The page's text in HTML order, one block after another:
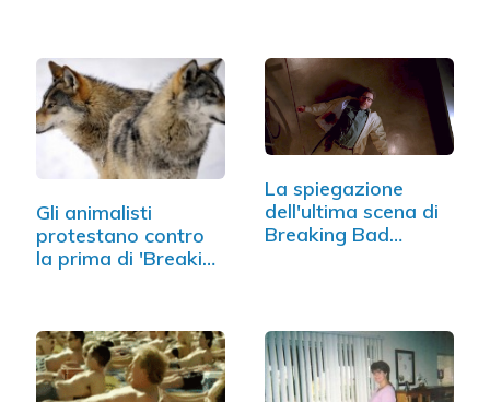
Gli animalisti
protestano contro
la prima di 'Breaking
La spiegazione
dell'ultima scena di
Breaking Bad…